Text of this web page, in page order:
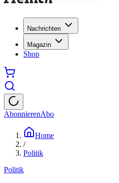
Nachrichten
Magazin
Shop
AbonnierenAbo
Home
/
Politik
Politik